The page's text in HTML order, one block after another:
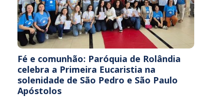
Fé e comunhão: Paróquia de Rolândia
celebra a Primeira Eucaristia na
solenidade de São Pedro e São Paulo
Apóstolos